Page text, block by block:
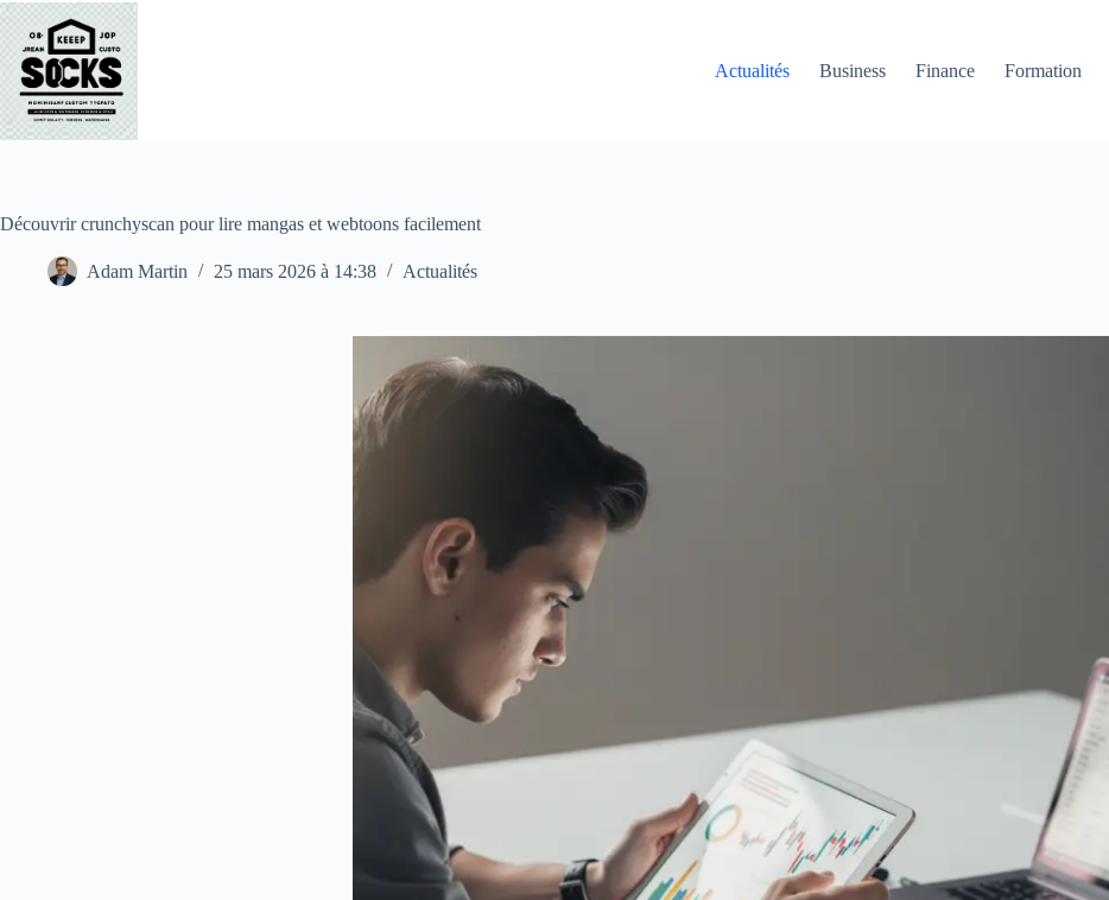
Passer
au
contenu
Actualités
Business Finance Formation
Découvrir crunchyscan pour lire mangas et webtoons facilement
Adam Martin 25 mars 2026 à 14:38 Actualités